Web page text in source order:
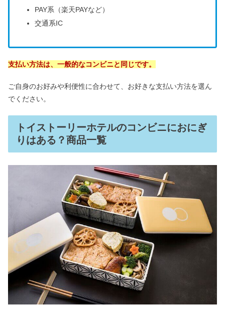
PAY系（楽天PAYなど）
交通系IC
支払い方法は、一般的なコンビニと同じです。
ご自身のお好みや利便性に合わせて、お好きな支払い方法を選ん
でください。
トイストーリーホテルのコンビニにおにぎ
りはある？商品一覧